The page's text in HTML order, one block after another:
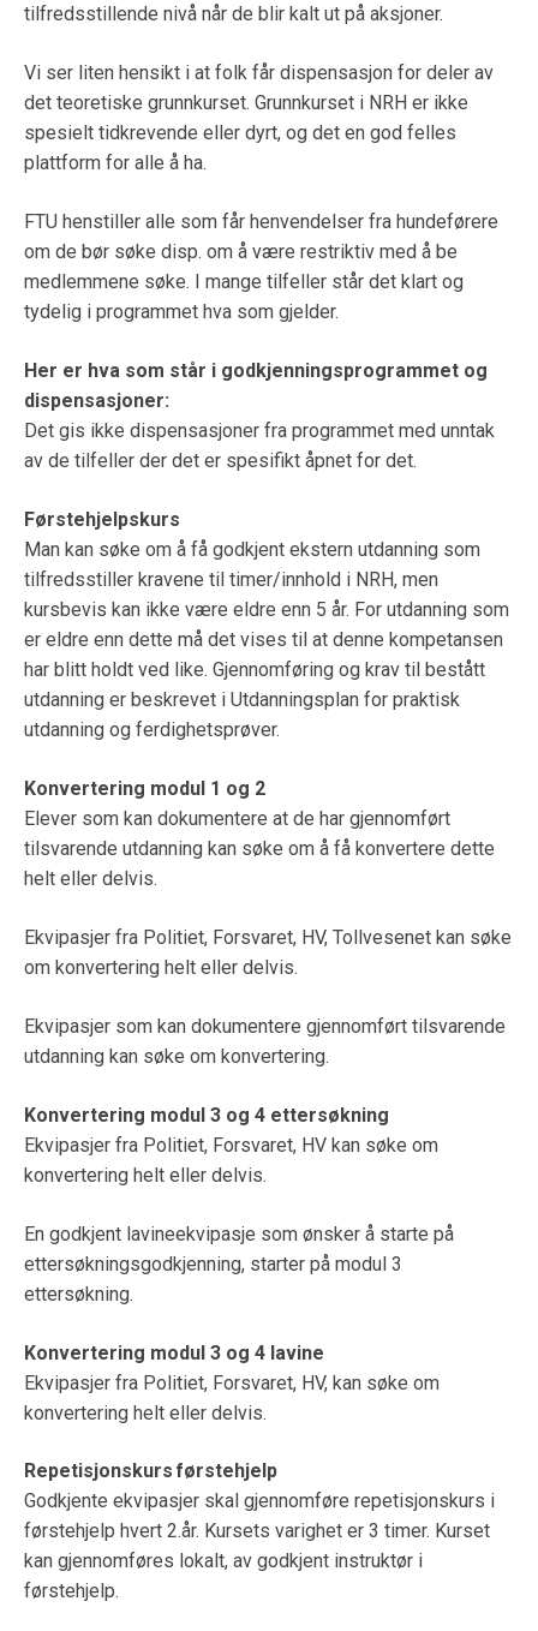
tilfredsstillende nivå når de blir kalt ut på aksjoner.
Vi ser liten hensikt i at folk får dispensasjon for deler av
det teoretiske grunnkurset. Grunnkurset i NRH er ikke
spesielt tidkrevende eller dyrt, og det en god felles
plattform for alle å ha.
FTU henstiller alle som får henvendelser fra hundeførere
om de bør søke disp. om å være restriktiv med å be
medlemmene søke. I mange tilfeller står det klart og
tydelig i programmet hva som gjelder.
Her er hva som står i godkjenningsprogrammet og
dispensasjoner:
Det gis ikke dispensasjoner fra programmet med unntak
av de tilfeller der det er spesifikt åpnet for det.
Førstehjelpskurs
Man kan søke om å få godkjent ekstern utdanning som
tilfredsstiller kravene til timer/innhold i NRH, men
kursbevis kan ikke være eldre enn 5 år. For utdanning som
er eldre enn dette må det vises til at denne kompetansen
har blitt holdt ved like. Gjennomføring og krav til bestått
utdanning er beskrevet i Utdanningsplan for praktisk
utdanning og ferdighetsprøver.
Konvertering modul 1 og 2
Elever som kan dokumentere at de har gjennomført
tilsvarende utdanning kan søke om å få konvertere dette
helt eller delvis.
Ekvipasjer fra Politiet, Forsvaret, HV, Tollvesenet kan søke
om konvertering helt eller delvis.
Ekvipasjer som kan dokumentere gjennomført tilsvarende
utdanning kan søke om konvertering.
Konvertering modul 3 og 4 ettersøkning
Ekvipasjer fra Politiet, Forsvaret, HV kan søke om
konvertering helt eller delvis.
En godkjent lavineekvipasje som ønsker å starte på
ettersøkningsgodkjenning, starter på modul 3
ettersøkning.
Konvertering modul 3 og 4 lavine
Ekvipasjer fra Politiet, Forsvaret, HV, kan søke om
konvertering helt eller delvis.
Repetisjonskurs førstehjelp
Godkjente ekvipasjer skal gjennomføre repetisjonskurs i
førstehjelp hvert 2.år. Kursets varighet er 3 timer. Kurset
kan gjennomføres lokalt, av godkjent instruktør i
førstehjelp.